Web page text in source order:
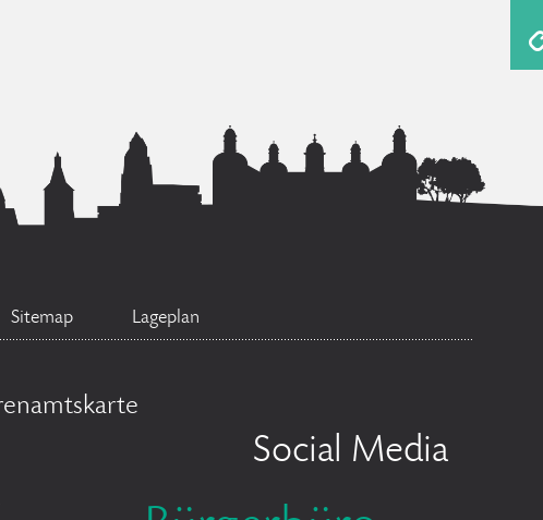
Sitemap Lageplan
Social Media